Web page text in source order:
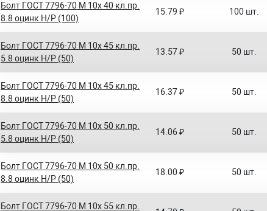
Болт ГОСТ 7796-70 M 10x 40 кл.пр.
8.8 оцинк Н/Р (100)
15.79 ₽ 100 шт.
Болт ГОСТ 7796-70 M 10x 45 кл.пр.
5.8 оцинк Н/Р (50)
13.57 ₽ 50 шт.
Болт ГОСТ 7796-70 M 10x 45 кл.пр.
8.8 оцинк Н/Р (50)
16.37 ₽ 50 шт.
Болт ГОСТ 7796-70 M 10x 50 кл.пр.
5.8 оцинк Н/Р (50)
14.06 ₽ 50 шт.
Болт ГОСТ 7796-70 M 10x 50 кл.пр.
8.8 оцинк Н/Р (50)
18.00 ₽ 50 шт.
Болт ГОСТ 7796-70 M 10x 55 кл.пр.